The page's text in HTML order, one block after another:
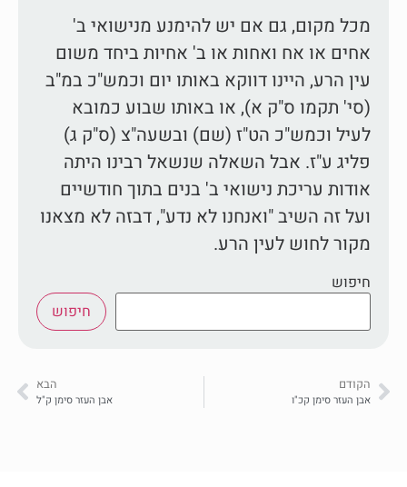
מכל מקום, גם אם יש להימנע מנישואי ב'
אחים או אח ואחות או ב' אחיות ביחד משום
עין הרע, היינו דווקא באותו יום וכמש"כ במ"ב
(סי' תקמו ס"ק א), או באותו שבוע כמובא
לעיל וכמש"כ הט"ז (שם) ובשעה"צ (ס"ק ג)
פליג ע"ז. אבל השאלה שנשאל רבינו היתה
אודות עריכת נישואי ב' בנים בתוך חודשיים
ועל זה השיב "ואנחנו לא נדע", דבזה לא מצאנו
מקור לחוש לעין הרע.
חיפוש
חיפוש
הקודם
אבן העזר סימן קכ"ו
הבא
אבן העזר סימן ק"ל